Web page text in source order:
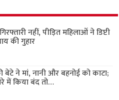
नहीं, पीड़ित महिलाओं ने डिप्टी
की गुहार
ने मां, नानी और बहनोई को काटा;
में किया बंद तो…